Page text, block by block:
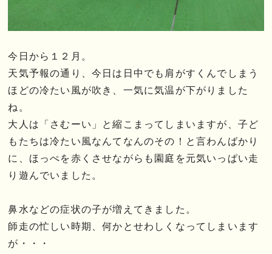
今日から１２月。
天気予報の通り、今日は日中でも肩がすくんでしまう
ほどの冷たい風が吹き、一気に気温が下がりました
ね。
大人は「さむーい」と縮こまってしまいますが、子ど
もたちは冷たい風なんてなんのその！と言わんばかり
に、ほっぺを赤くさせながらも園庭を元気いっぱい走
り遊んでいました。
鼻水などの症状の子が増えてきました。
師走の忙しい時期、何かとせわしくなってしまいます
が・・・